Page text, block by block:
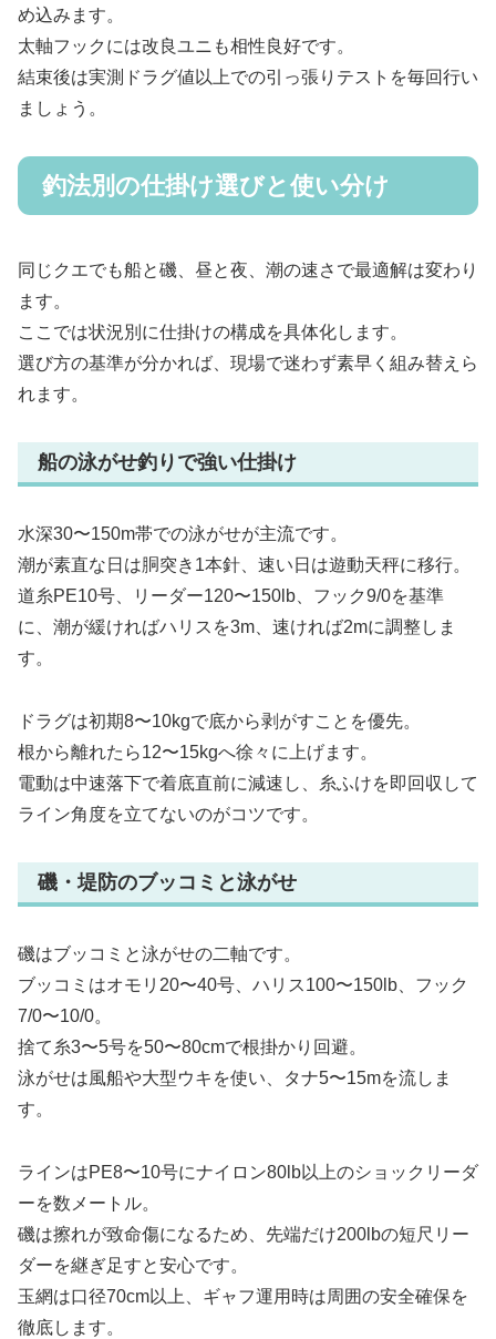
め込みます。
太軸フックには改良ユニも相性良好です。
結束後は実測ドラグ値以上での引っ張りテストを毎回行い
ましょう。
釣法別の仕掛け選びと使い分け
同じクエでも船と磯、昼と夜、潮の速さで最適解は変わり
ます。
ここでは状況別に仕掛けの構成を具体化します。
選び方の基準が分かれば、現場で迷わず素早く組み替えら
れます。
船の泳がせ釣りで強い仕掛け
水深30〜150m帯での泳がせが主流です。
潮が素直な日は胴突き1本針、速い日は遊動天秤に移行。
道糸PE10号、リーダー120〜150lb、フック9/0を基準
に、潮が緩ければハリスを3m、速ければ2mに調整しま
す。
ドラグは初期8〜10kgで底から剥がすことを優先。
根から離れたら12〜15kgへ徐々に上げます。
電動は中速落下で着底直前に減速し、糸ふけを即回収して
ライン角度を立てないのがコツです。
磯・堤防のブッコミと泳がせ
磯はブッコミと泳がせの二軸です。
ブッコミはオモリ20〜40号、ハリス100〜150lb、フック
7/0〜10/0。
捨て糸3〜5号を50〜80cmで根掛かり回避。
泳がせは風船や大型ウキを使い、タナ5〜15mを流しま
す。
ラインはPE8〜10号にナイロン80lb以上のショックリーダ
ーを数メートル。
磯は擦れが致命傷になるため、先端だけ200lbの短尺リー
ダーを継ぎ足すと安心です。
玉網は口径70cm以上、ギャフ運用時は周囲の安全確保を
徹底します。